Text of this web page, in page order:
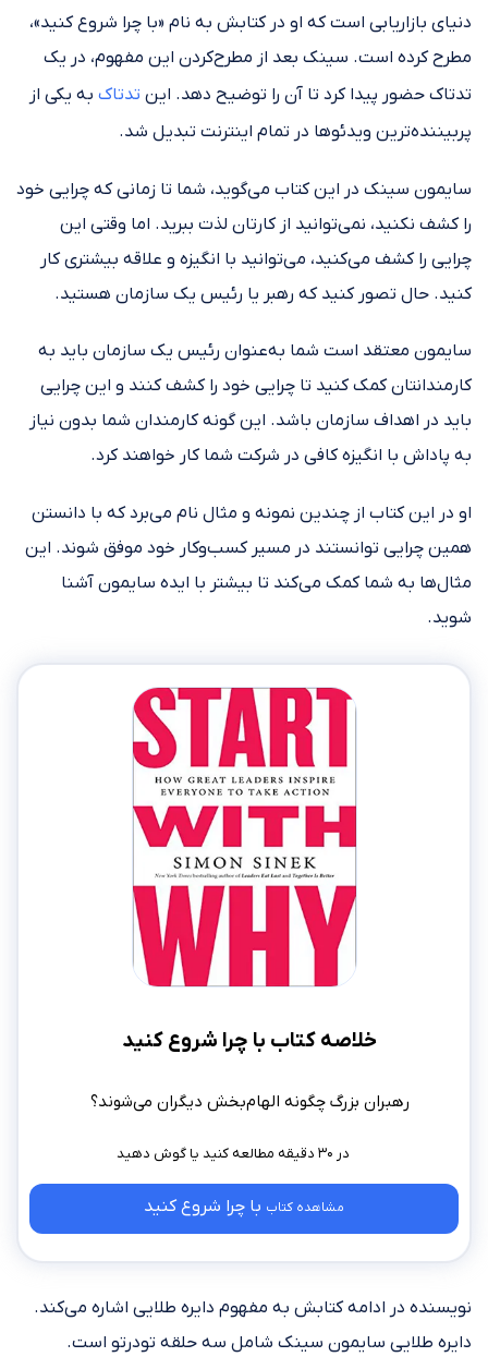
دنیای بازاریابی است که او در کتابش به نام «با چرا شروع کنید»،
مطرح کرده است. سینک بعد از مطرح‌کردن این مفهوم، در یک
تدتاک حضور پیدا کرد تا آن را توضیح دهد. این تدتاک به یکی از
پربیننده‌ترین ویدئوها در تمام اینترنت تبدیل شد.
سایمون سینک در این کتاب می‌گوید، شما تا زمانی که چرایی خود
را کشف نکنید، نمی‌توانید از کارتان لذت ببرید. اما وقتی این
چرایی را کشف می‌کنید، می‌توانید با انگیزه و علاقه بیشتری کار
کنید. حال تصور کنید که رهبر یا رئیس یک سازمان هستید.
سایمون معتقد است شما به‌عنوان رئیس یک سازمان باید به
کارمندانتان کمک کنید تا چرایی خود را کشف کنند و این چرایی
باید در اهداف سازمان باشد. این گونه کارمندان شما بدون نیاز
به پاداش با انگیزه کافی در شرکت شما کار خواهند کرد.
او در این کتاب از چندین نمونه و مثال نام می‌برد که با دانستن
همین چرایی توانستند در مسیر کسب‌وکار خود موفق شوند. این
مثال‌ها به شما کمک می‌کند تا بیشتر با ایده سایمون آشنا
شوید.
خلاصه کتاب با چرا شروع کنید
رهبران بزرگ چگونه الهام‌بخش دیگران می‌شوند؟
در ۳۰ دقیقه مطالعه کنید
مشاهده کتاب با چرا شروع کنید
نویسنده در ادامه کتابش به مفهوم دایره طلایی اشاره می‌کند.
دایره طلایی سایمون سینک شامل سه حلقه تودرتو است.